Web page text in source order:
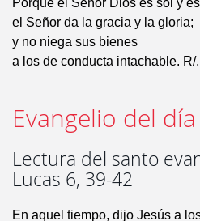
Porque el Señor Dios es sol y
el Señor da la gracia y la gloria;
y no niega sus bienes
a los de conducta intachable. R/.
Evangelio del día
Lectura del santo
Lucas 6, 39-42
En aquel tiempo, dijo Jesús a